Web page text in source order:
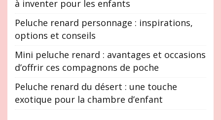
à inventer pour les enfants
Peluche renard personnage : inspirations,
options et conseils
Mini peluche renard : avantages et occasions
d’offrir ces compagnons de poche
Peluche renard du désert : une touche
exotique pour la chambre d’enfant